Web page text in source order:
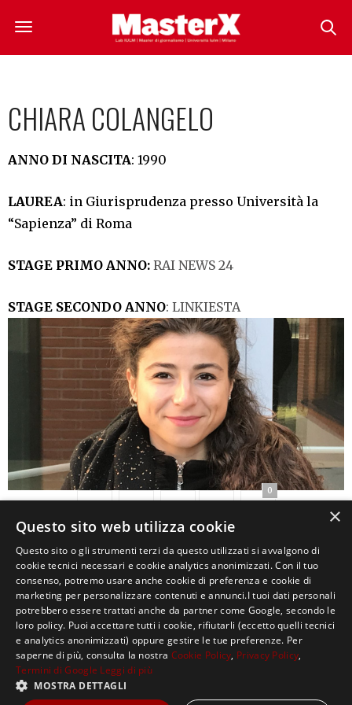
CHIARA COLANGELO
ANNO DI NASCITA: 1990
LAUREA: in Giurisprudenza presso Università la
“Sapienza” di Roma
STAGE PRIMO ANNO: RAI NEWS 24
STAGE SECONDO ANNO: LINKIESTA
0
×
Questo sito web utilizza cookie
Questo sito o gli strumenti terzi da questo utilizzati si avvalgono di
cookie tecnici necessari e cookie analytics anonimizzati. Con il tuo
consenso, potremo usare anche cookie di preferenza e cookie di
marketing per personalizzare contenuti e annunci.I tuoi dati personali
potrebbero essere trattati anche da partner come Google, secondo le
loro policy. Puoi accettare tutti i cookie, rifiutarli (eccetto quelli tecnici
e analytics anonimizzati) oppure gestire le tue preferenze. Per
saperne di più, consulta la nostra Cookie Policy, Privacy Policy,
Termini di Google Leggi di più
MOSTRA DETTAGLI